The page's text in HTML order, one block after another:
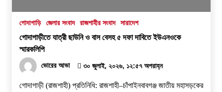
গোদাগাড়ি জেলার সংবাদ রাজশাহীর সংবাদ সারাদেশ
গোদাগাড়ীতে যাত্রী ছাউনি ও বাস বেসহ ৫ দফা দাবিতে ইউএনওকে
স্মারকলিপি
ভোরের আভা ৩০ জুলাই, ২০২৬, ১২:৫৭ অপরাহ্ন
গোদাগাড়ী (রাজশাহী) প্রতিনিধি: রাজশাহী–চাঁপাইনবাবগঞ্জ জাতীয় মহাসড়কের